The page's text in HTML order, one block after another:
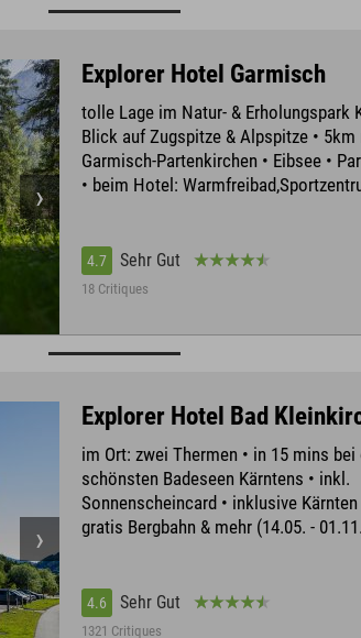
Explorer Hotel Garmisch
tolle Lage im Natur- & Erholungspark
Blick auf Zugspitze & Alpspitze • 5km
Garmisch-Partenkirchen • Eibsee •
• beim Hotel:
4.7 Sehr Gut
18 Critiques
Explorer Hotel Bad
im Ort: zwei Thermen • in 15 mins bei
schönsten Badeseen Kärntens • inkl.
Sonnenscheincard • inklusive
gratis Bergbahn & mehr (14.05. -
4.6 Sehr Gut
1321 Critiques